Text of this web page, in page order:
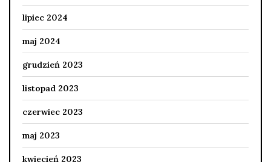
lipiec 2024
maj 2024
grudzień 2023
listopad 2023
czerwiec 2023
maj 2023
kwiecień 2023